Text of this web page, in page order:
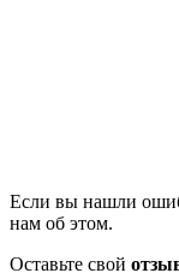
Если вы нашли
нам об этом.
Оставьте свой